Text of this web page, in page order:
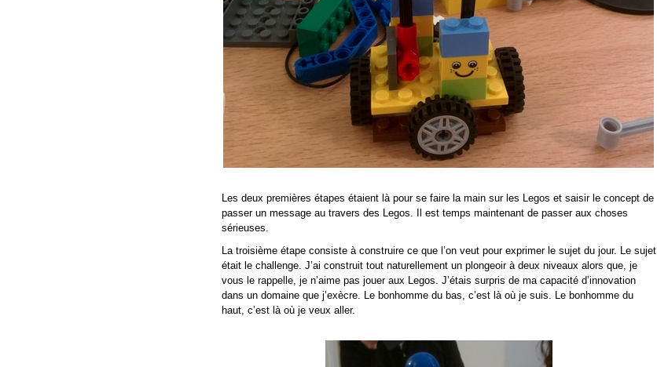
Les deux premières étapes étaient là pour se faire la main sur les Legos et saisir le concept de
passer un message au travers des Legos. Il est temps maintenant de passer aux choses
sérieuses.
La troisième étape consiste à construire ce que l’on veut pour exprimer le sujet du jour. Le sujet
était le challenge. J’ai construit tout naturellement un plongeoir à deux niveaux alors que, je
vous le rappelle, je n’aime pas jouer aux Legos. J’étais surpris de ma capacité d’innovation
dans un domaine que j’exècre. Le bonhomme du bas, c’est là où je suis. Le bonhomme du
haut, c’est là où je veux aller.